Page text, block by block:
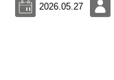
2026.05.27